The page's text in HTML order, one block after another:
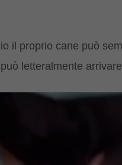
il proprio cane può
letteralmente